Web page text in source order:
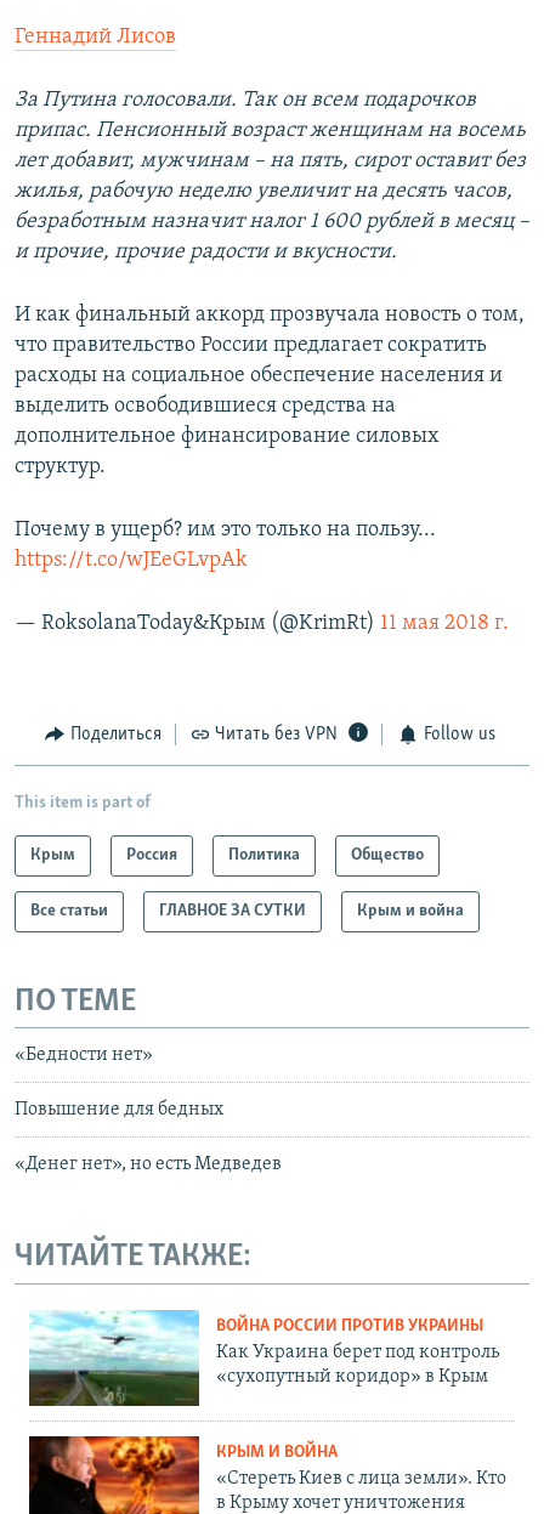
Геннадий Лисов
За Путина голосовали. Так он всем подарочков
припас. Пенсионный возраст женщинам на восемь
лет добавит, мужчинам – на пять, сирот оставит без
жилья, рабочую неделю увеличит на десять часов,
безработным назначит налог 1 600 рублей в месяц –
и прочие, прочие радости и вкусности.
И как финальный аккорд прозвучала новость о том,
что правительство России предлагает сократить
расходы на социальное обеспечение населения и
выделить освободившиеся средства на
дополнительное финансирование силовых
структур.
Почему в ущерб? им это только на пользу...
https://t.co/wJEeGLvpAk
— RoksolanaToday&Крым (@KrimRt) 11 мая 2018 г.
Поделиться Читать без VPN Follow us
This item is part of
Крым Россия Политика Общество
Все статьи ГЛАВНОЕ ЗА СУТКИ Крым и война
ПО ТЕМЕ
«Бедности нет»
Повышение для бедных
«Денег нет», но есть Медведев
ЧИТАЙТЕ ТАКЖЕ:
ВОЙНА РОССИИ ПРОТИВ УКРАИНЫ
Как Украина берет под контроль
«сухопутный коридор» в Крым
КРЫМ И ВОЙНА
«Стереть Киев с лица земли». Кто
в Крыму хочет уничтожения